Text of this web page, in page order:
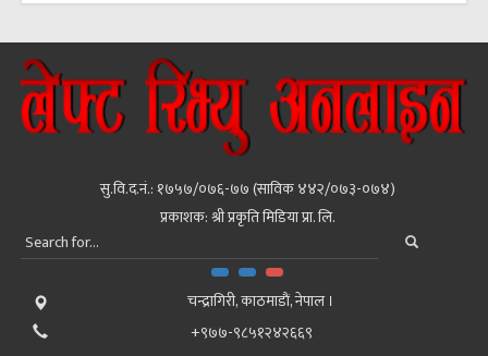
सु.वि.द.नं.: १७५७/०७६-७७ (साविक ४४२/०७३-०७४)
प्रकाशक: श्री प्रकृति मिडिया प्रा. लि.
चन्द्रागिरी, काठमाडाैं, नेपाल ।
+९७७-९८५१२४२६६९